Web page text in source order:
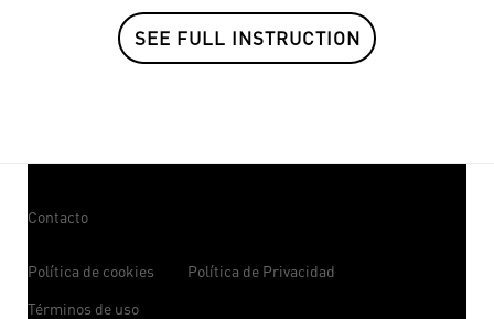
SEE FULL INSTRUCTION
Política de cookies
Política de Privacidad
Términos de uso
Contacto